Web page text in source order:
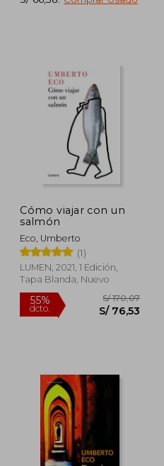
55%
Cómo viajar con un
salmón
Eco, Umberto
(1)
LUMEN, 2021, 1 Edición,
Tapa Blanda, Nuevo